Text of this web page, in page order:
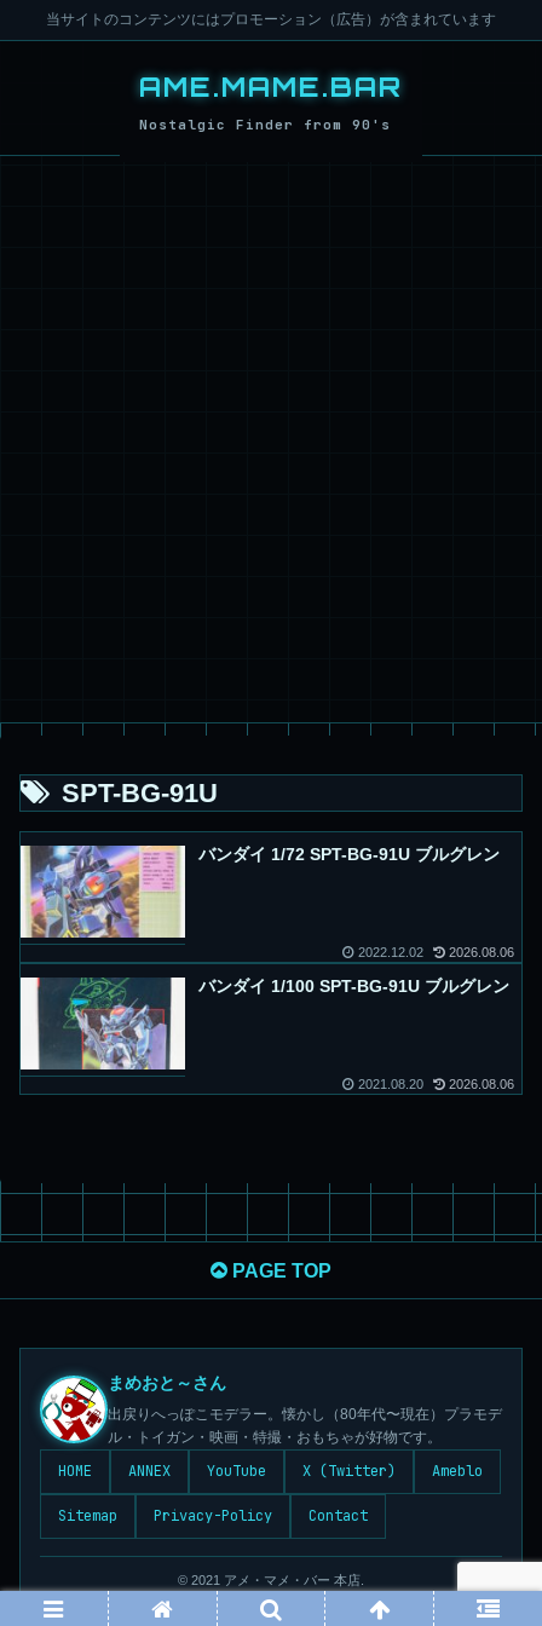
当サイトのコンテンツにはプロモーション（広告）が含まれています
SPT-BG-91U
バンダイ 1/72 SPT-BG-91U ブルグレン
2022.12.02 2026.08.06
バンダイ 1/100 SPT-BG-91U ブルグレン
2021.08.20 2026.08.06
PAGE TOP
まめおと～さん
出戻りへっぽこモデラー。懐かし（80年代〜現在）プラモデ
ル・トイガン・映画・特撮・おもちゃが好物です。
HOME ANNEX YouTube X (Twitter) Ameblo
Sitemap Privacy-Policy Contact
© 2021 アメ・マメ・バー 本店.